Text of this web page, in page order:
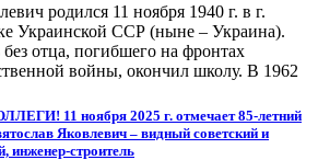
родился 11 ноября 1940 г. в г.
Украинской ССР (ныне – Украина).
отца, погибшего на фронтах
войны, окончил школу. В 1962
11 ноября 2025 г. отмечает 85-летний
Яковлевич – видный советский и
инженер-строитель